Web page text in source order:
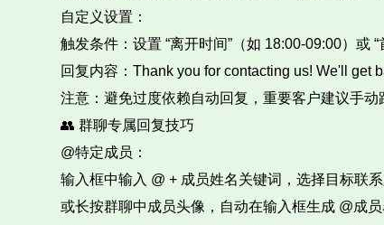
自定义设置：​
触发条件：设置 “离开时间”（如 18:00-09:00）或 “
回复内容：Thank you for contacting us! We'll get
注意：避免过度依赖自动回复，重要客户建议手动
👥 群聊专属回复技巧​
@特定成员：​
输入框中输入 @ + 成员姓名关键词，选择目标联系
或长按群聊中成员头像，自动在输入框生成 @成